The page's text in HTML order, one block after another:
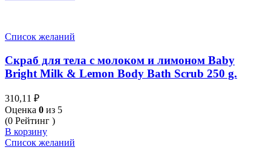
Список желаний
Скраб для тела c молоком и лимоном Baby
Bright Milk & Lemon Body Bath Scrub 250 g.
310,11 ₽
Оценка 0 из 5
(0 Рейтинг )
В корзину
Список желаний